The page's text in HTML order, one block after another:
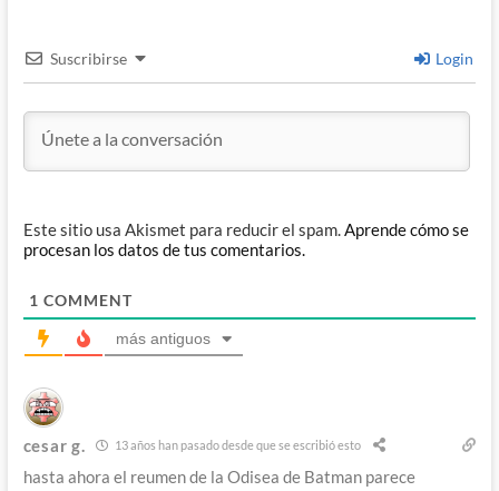
Suscribirse Login
Este sitio usa Akismet para reducir el spam.Aprende cómo se
procesan los datos de tus comentarios.
1 COMMENT
más antiguos
cesar g. 13 años han pasado desde que se escribió esto
hasta ahora el reumen de la Odisea de Batman parece